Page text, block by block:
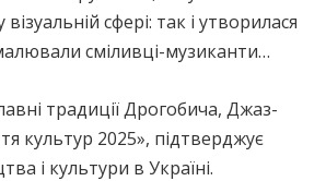
сфері: так і утворилася
сміливці-музиканти…
традиції Дрогобича, Джаз-
культур 2025», підтверджує
і культури в Україні.